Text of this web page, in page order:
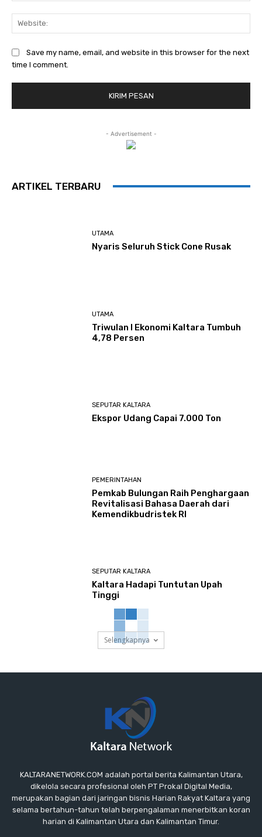
Save my name, email, and website in this browser for the next
time I comment.
- Advertisement -
ARTIKEL TERBARU
UTAMA
Nyaris Seluruh Stick Cone Rusak
UTAMA
Triwulan I Ekonomi Kaltara Tumbuh
4,78 Persen
SEPUTAR KALTARA
Ekspor Udang Capai 7.000 Ton
PEMERINTAHAN
Pemkab Bulungan Raih Penghargaan
Revitalisasi Bahasa Daerah dari
Kemendikbudristek RI
SEPUTAR KALTARA
Kaltara Hadapi Tuntutan Upah
Tinggi
Selengkapnya
KALTARANETWORK.COM adalah portal berita Kalimantan Utara,
dikelola secara profesional oleh PT Prokal Digital Media,
merupakan bagian dari jaringan bisnis Harian Rakyat Kaltara yang
selama bertahun-tahun telah berpengalaman menerbitkan koran
harian di Kalimantan Utara dan Kalimantan Timur.